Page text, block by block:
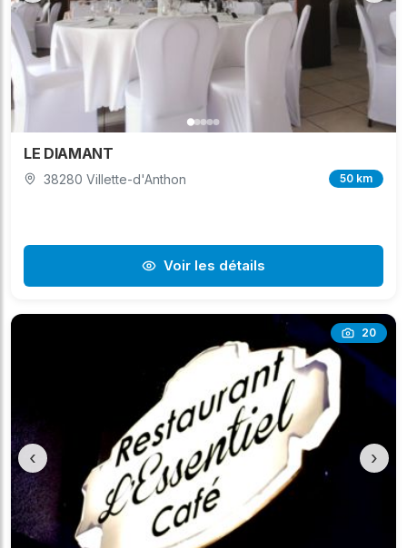
LE DIAMANT
38280 Villette-d'Anthon 50 km
Voir les détails
20
‹ ›